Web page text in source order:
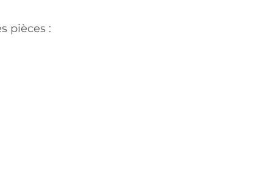
pièces :